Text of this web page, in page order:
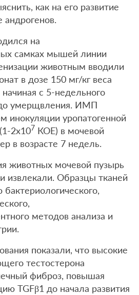
как на его развитие
андрогенов.
на
самках мышей линии
животным вводили
в дозе 150 мг/кг веса
с 5-недельного
до умерщвления. ИМП
инокуляции уропатогенной
2х107 КОЕ) в мочевой
в возрасте 7 недель.
животных мочевой пузырь
извлекали. Образцы тканей
методов анализа и
показали, что высокие
тестостерона
фиброз, повышая
TGFβ1 до начала развития